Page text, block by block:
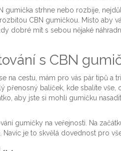
gumička strhne nebo rozbije,
CBN gumičkou. Místo aby
dobré mít s sebou nějaké
s CBN
na cestu, mám pro vás pár tipů a
přenosný balíček, kde sbalíte
aby jste si mohli gumičku
gumičky na veřejnosti. Na
je to skvělá dovednost pro